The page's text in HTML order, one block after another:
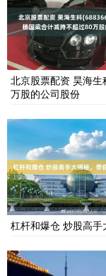
北京股票配资 昊海
万股的公司股份
杠杆和爆仓 炒股高